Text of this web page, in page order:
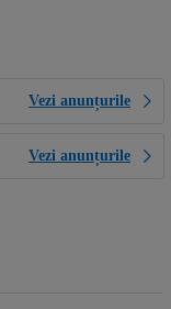
Vezi anunțurile
Vezi anunțurile